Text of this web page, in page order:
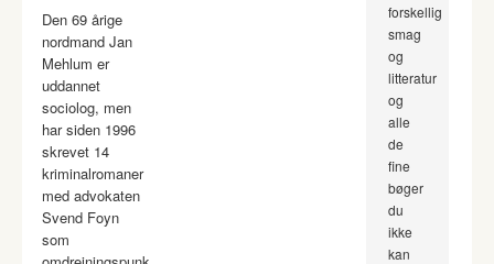
Den 69 årige
nordmand Jan
Mehlum er
uddannet
sociolog, men
har siden 1996
skrevet 14
kriminalromaner
med advokaten
Svend Foyn
som
forskellig
smag
og
litteratur
og
alle
de
fine
bøger
du
ikke
kan